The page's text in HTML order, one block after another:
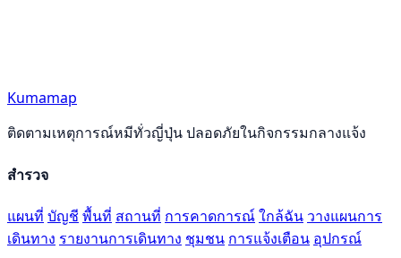
Kumamap
ติดตามเหตุการณ์หมีทั่วญี่ปุ่น ปลอดภัยในกิจกรรมกลางแจ้ง
สำรวจ
แผนที่ บัญชี พื้นที่ สถานที่ การคาดการณ์ใกล้ฉัน วางแผนการ
เดินทาง รายงานการเดินทาง ชุมชน การแจ้งเตือน อุปกรณ์